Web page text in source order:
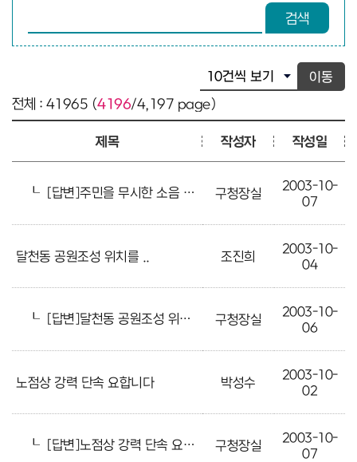
검색
이동
전체 : 41965 (4196/4,197 page)
제목 작성자 작성일
┖ [답변]주민을 무시한 소음 과 분진 구청장실
2003-10-
07
달천동 공원조성 위치를 .. 조진희
2003-10-
04
┖ [답변]달천동 공원조성 위치를 .. 구청장실
2003-10-
06
노점상 강력 단속 요합니다 박성수
2003-10-
02
┖ [답변]노점상 강력 단속 요합니다 구청장실
2003-10-
07